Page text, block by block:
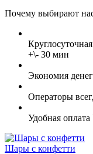
Почему выбирают
+\- 30 мин
Экономия денег
Операторы
Удобная оплата
Шары с конфетти